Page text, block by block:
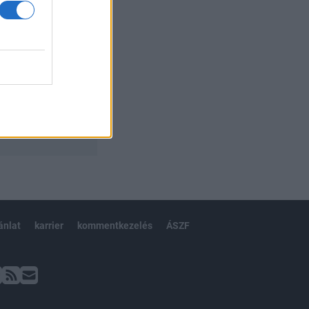
karrier kommentkezelés ÁSZF